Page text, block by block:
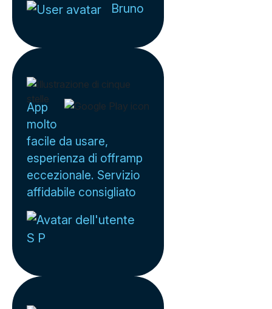
Bruno
App
molto
facile da usare,
esperienza di offramp
eccezionale. Servizio
affidabile consigliato
S P